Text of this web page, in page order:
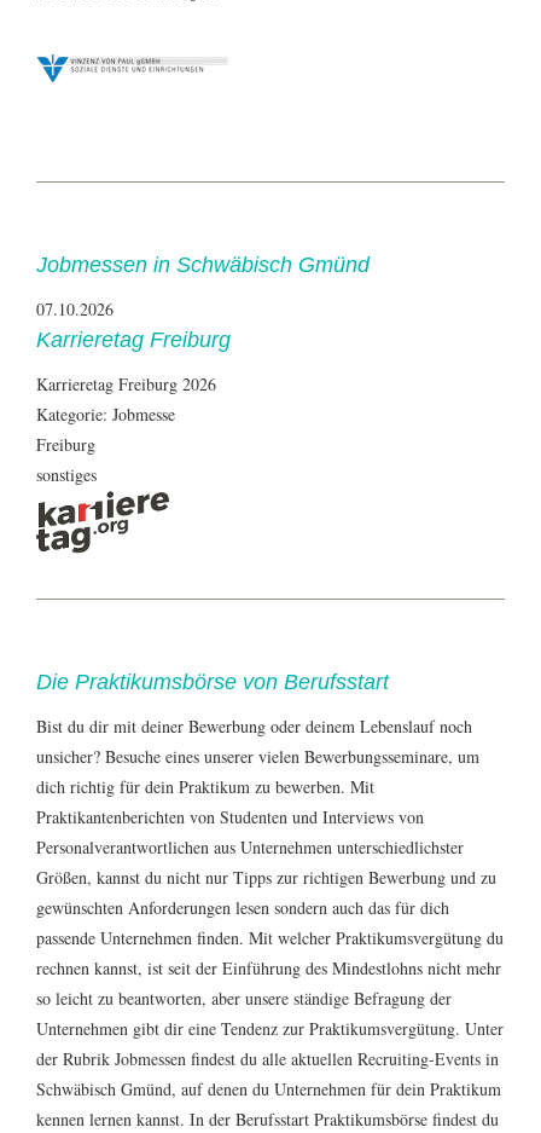
Jobmessen in Schwäbisch Gmünd
07.10.2026
Karrieretag Freiburg
Karrieretag Freiburg 2026
Kategorie: Jobmesse
Freiburg
sonstiges
Die Praktikumsbörse von Berufsstart
Bist du dir mit deiner Bewerbung oder deinem Lebenslaufnoch
unsicher? Besuche eines unserer vielen Bewerbungsseminare, um
dich richtig für dein Praktikum zu bewerben. Mit
Praktikantenberichten von Studenten und Interviews von
Personalverantwortlichen aus Unternehmen unterschiedlichster
Größen, kannst du nicht nur Tipps zur richtigen Bewerbung und zu
gewünschten Anforderungen lesen sondern auch das für dich
passende Unternehmen finden. Mit welcher Praktikumsvergütung du
rechnen kannst, ist seit der Einführung des Mindestlohns nicht mehr
so leicht zu beantworten, aber unsere ständige Befragung der
Unternehmen gibt dir eine Tendenz zur Praktikumsvergütung. Unter
der Rubrik Jobmessen findest du alle aktuellen Recruiting-Events in
Schwäbisch Gmünd, auf denen du Unternehmen für dein Praktikum
kennen lernen kannst. In der Berufsstart Praktikumsbörse findest du